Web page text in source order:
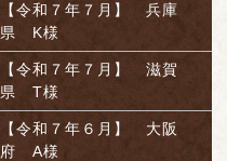
【令和７年７月】 兵庫
県 K様
【令和７年７月】 滋賀
県 T様
【令和７年６月】 大阪
府 A様